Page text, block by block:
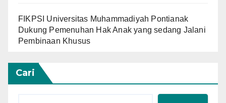
FIKPSI Universitas Muhammadiyah Pontianak
Dukung Pemenuhan Hak Anak yang sedang Jalani
Pembinaan Khusus
Cari